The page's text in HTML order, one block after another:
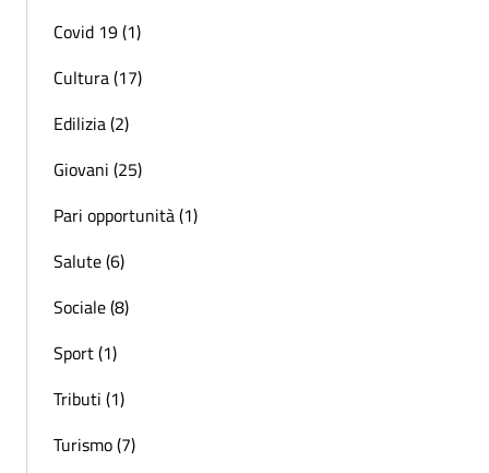
Covid 19 (1)
Cultura (17)
Edilizia (2)
Giovani (25)
Pari opportunità (1)
Salute (6)
Sociale (8)
Sport (1)
Tributi (1)
Turismo (7)